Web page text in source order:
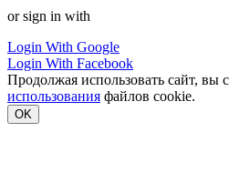
or sign in with
Login With Google
Login With Facebook
Продолжая использовать сайт, вы
использования файлов cookie.
OK